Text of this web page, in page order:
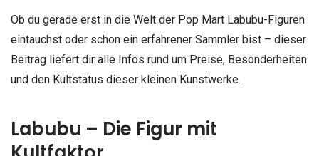
Ob du gerade erst in die Welt der Pop Mart Labubu-Figuren
eintauchst oder schon ein erfahrener Sammler bist – dieser
Beitrag liefert dir alle Infos rund um Preise, Besonderheiten
und den Kultstatus dieser kleinen Kunstwerke.
Labubu – Die Figur mit